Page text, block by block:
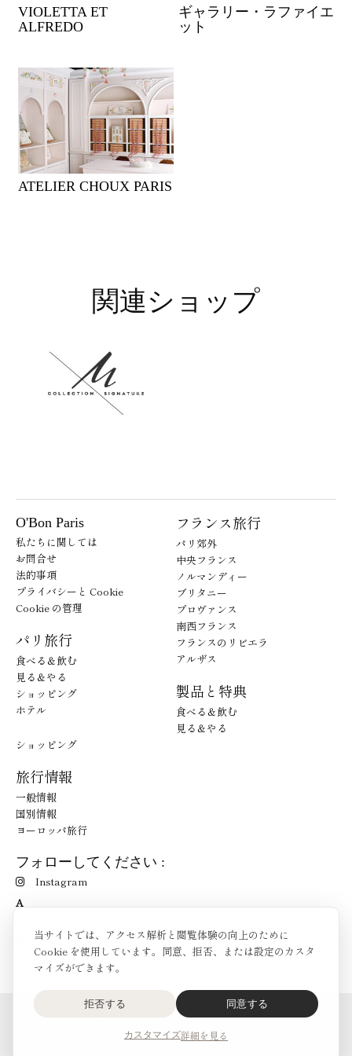
当サイトでは、アクセス解析と閲覧体験の向上のために
Cookie を使用しています。同意、拒否、または設定のカスタ
マイズができます。
拒否する 同意する
カスタマイズ詳細を見る
VIOLETTA ET
ALFREDO
ギャラリー・ラファイエ
ット
ATELIER CHOUX PARIS
関連ショップ
O'Bon Paris
私たちに関しては
お問合せ
法的事項
プライバシーと Cookie
Cookie の管理
パリ旅行
食べる＆飲む
見る＆やる
ショッピング
ホテル
フランス旅行
パリ郊外
中央フランス
ノルマンディー
ブリタニー
プロヴァンス
南西フランス
フランスのリビエラ
アルザス
製品と特典
食べる＆飲む
見る＆やる
ショッピング
旅行情報
一般情報
国別情報
ヨーロッパ旅行
フォローしてください :
Instagram
A
O'Bon Paris - 148 rue de Courcelles - 75017 Paris